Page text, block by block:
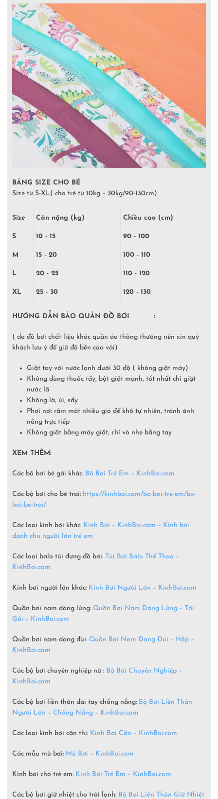
BẢNG SIZE CHO BÉ
Size từ S-XL( cho trẻ từ 10kg – 30kg/90-130cm)
Size Cân nặng (kg) Chiều cao (cm)
S 10 - 15 90 - 100
M 15 - 20 100 - 110
L 20 - 25 110 - 120
XL 25 - 30 120 - 130
HƯỚNG DẪN BẢO QUẢN ĐỒ BƠI :
( do đồ bơi chất liệu khác quần áo thông thường nên xin quý
khách lưu ý để giữ độ bền của vải)
Giặt tay với nước lạnh dưới 30 độ ( không giặt máy)
Không dùng thuốc tẩy, bột giặt mạnh, tốt nhất chỉ giặt
nước lã
Không là, ủi, sấy
Phơi nơi râm mát nhiều gió để khô tự nhiên, tránh ánh
nắng trực tiếp
Không giặt bằng máy giặt, chỉ vò nhẹ bằng tay
XEM THÊM:
Các bộ bơi bé gái khác: Bộ Bơi Trẻ Em – KinhBoi.com
Các bộ bơi cho bé trai: https://kinhboi.com/bo-boi-tre-em/bo-
boi-be-trai/
Các loại kính bơi khác: Kính Bơi – KinhBoi.com – Kính bơi
dành cho người lớn trẻ em
Các loại balo túi đựng đồ bơi: Túi Bơi Balo Thể Thao –
KinhBoi.com
Kính bơi người lớn khác: Kính Bơi Người Lớn – KinhBoi.com
Quần bơi nam dáng lửng: Quần Bơi Nam Dạng Lửng – Tới
Gối – KinhBoi.com
Quần bơi nam dạng đùi: Quần Bơi Nam Dạng Đùi – Hộp –
KinhBoi.com
Các bộ bơi chuyên nghiệp nữ : Bộ Bơi Chuyên Nghiệp –
KinhBoi.com
Các bộ bơi liền thân dài tay chống nắng: Bộ Bơi Liền Thân
Người Lớn – Chống Nắng – KinhBoi.com
Các loại kính bơi cận thị: Kính Bơi Cận – KinhBoi.com
Các mẫu mũ bơi: Mũ Bơi – KinhBoi.com
Kính bơi cho trẻ em: Kính Bơi Trẻ Em – KinhBoi.com
Các bộ bơi giữ nhiệt cho trời lạnh: Bộ Bơi Liền Thân Giữ Nhiệt